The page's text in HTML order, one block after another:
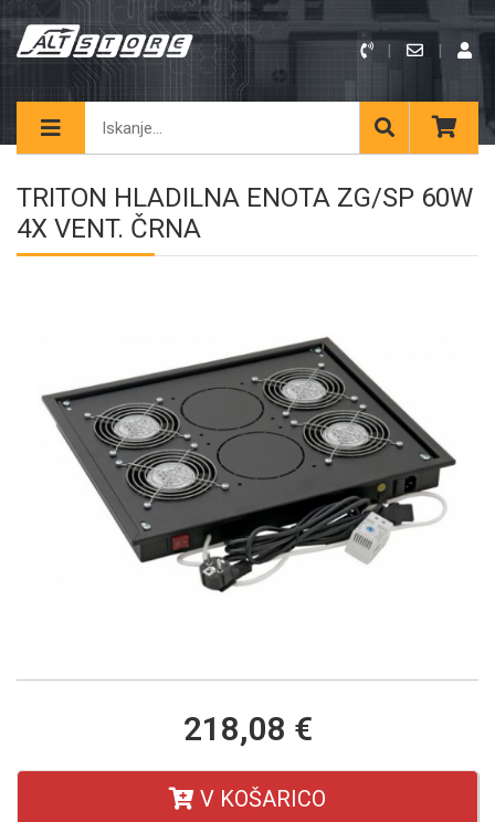
TRITON HLADILNA ENOTA ZG/SP 60W
4X VENT. ČRNA
218,08 €
V KOŠARICO